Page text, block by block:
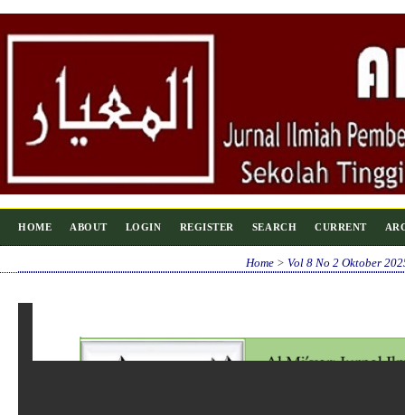
HOME ABOUT LOGIN REGISTER SEARCH CURRENT
Home > Vol 8 No 2 Oktober